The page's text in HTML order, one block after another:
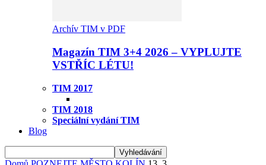
Archív TIM v PDF
Magazín TIM 3+4 2026 – VYPLUJTE
VSTŘÍC LÉTU!
TIM 2017
TIM 2018
Speciální vydání TIM
Blog